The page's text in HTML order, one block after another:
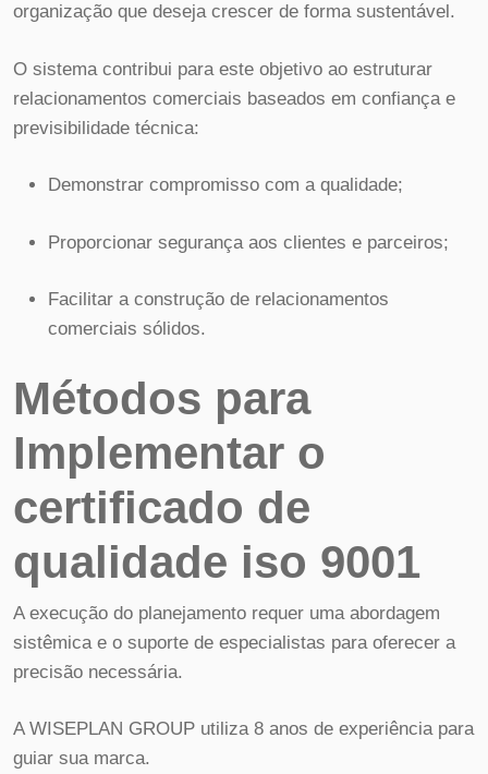
organização que deseja crescer de forma sustentável.
O sistema contribui para este objetivo ao estruturar
relacionamentos comerciais baseados em confiança e
previsibilidade técnica:
Demonstrar compromisso com a qualidade;
Proporcionar segurança aos clientes e parceiros;
Facilitar a construção de relacionamentos
comerciais sólidos.
Métodos para
Implementar o
certificado de
qualidade iso 9001
A execução do planejamento requer uma abordagem
sistêmica e o suporte de especialistas para oferecer a
precisão necessária.
A WISEPLAN GROUP utiliza 8 anos de experiência para
guiar sua marca.